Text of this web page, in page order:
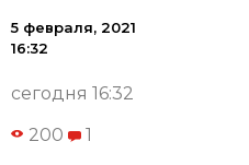
5 февраля, 2021
16:32
сегодня 16:32
200 1